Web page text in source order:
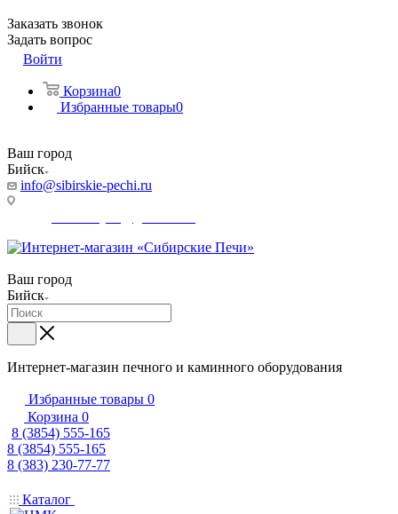
Заказать звонок
Задать вопрос
Войти
Корзина0
Избранные товары0
Ваш город
Бийск
info@sibirskie-pechi.ru
Ваш город
Бийск
Интернет-магазин печного и каминного оборудования
Избранные товары 0
Корзина 0
8 (3854) 555-165
8 (3854) 555-165
8 (383) 230-77-77
Каталог